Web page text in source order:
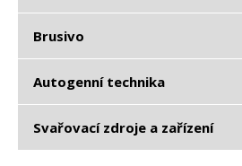
Brusivo
Autogenní technika
Svařovací zdroje a zařízení